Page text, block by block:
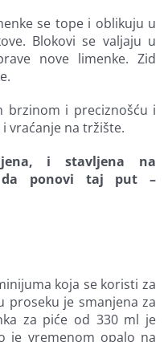
se tope i oblikuju u
Blokovi se valjaju u
nove limenke. Zid
brzinom i preciznošću i
vraćanje na tržište.
i stavljena na
da ponovi taj put –
koja se koristi za
proseku je smanjena za
za piće od 330 ml je
je vremenom opalo na